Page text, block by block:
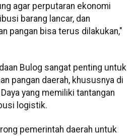
agar perputaran ekonomi
barang lancar, dan
pangan bisa terus dilakukan,"
Bulog sangat penting untuk
pangan daerah, khususnya di
yang memiliki tantangan
logistik.
pemerintah daerah untuk